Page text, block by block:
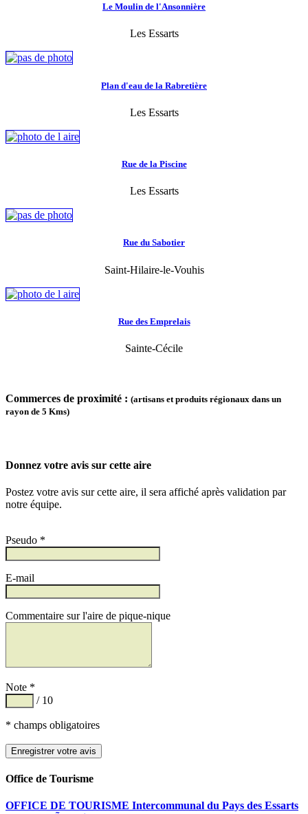
Le Moulin de l'Ansonnière
Les Essarts
Plan d'eau de la Rabretière
Les Essarts
Rue de la Piscine
Les Essarts
Rue du Sabotier
Saint-Hilaire-le-Vouhis
Rue des Emprelais
Sainte-Cécile
Commerces de proximité : (artisans et produits régionaux dans un
rayon de 5 Kms)
Donnez votre avis sur cette aire
Postez votre avis sur cette aire, il sera affiché après validation par
notre équipe.
Pseudo *
E-mail
Commentaire sur l'aire de pique-nique
Note *
/ 10
* champs obligatoires
Office de Tourisme
OFFICE DE TOURISME Intercommunal du Pays des Essarts